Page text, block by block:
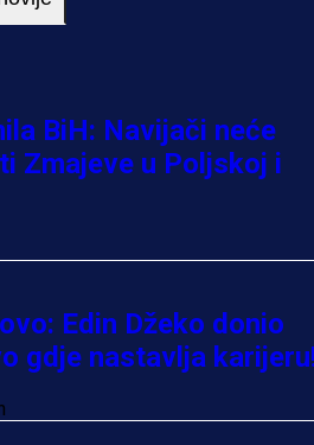
BiH: Navijači neće
Zmajeve u Poljskoj i
Edin Džeko donio
gdje nastavlja